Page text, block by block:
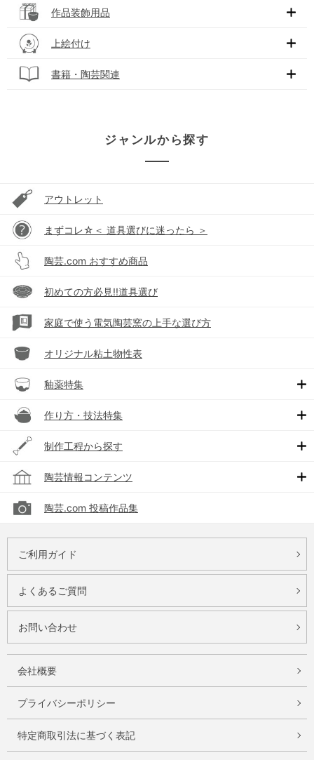
作品装飾用品
上絵付け
書籍・陶芸関連
ジャンルから探す
アウトレット
まずコレ☆＜ 道具選びに迷ったら ＞
陶芸.com おすすめ商品
初めての方必見!!道具選び
家庭で使う電気陶芸窯の上手な選び方
オリジナル粘土物性表
釉薬特集
作り方・技法特集
制作工程から探す
陶芸情報コンテンツ
陶芸.com 投稿作品集
ご利用ガイド
よくあるご質問
お問い合わせ
会社概要
プライバシーポリシー
特定商取引法に基づく表記